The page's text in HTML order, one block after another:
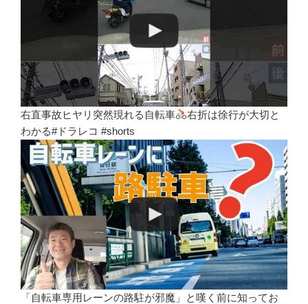
右直事故ヒヤリ突然現れる自転車
右折は徐行が大切と
わかる#ドラレコ #shorts
「自転車専用レーンの路駐が邪魔」と嘆く前に知ってお